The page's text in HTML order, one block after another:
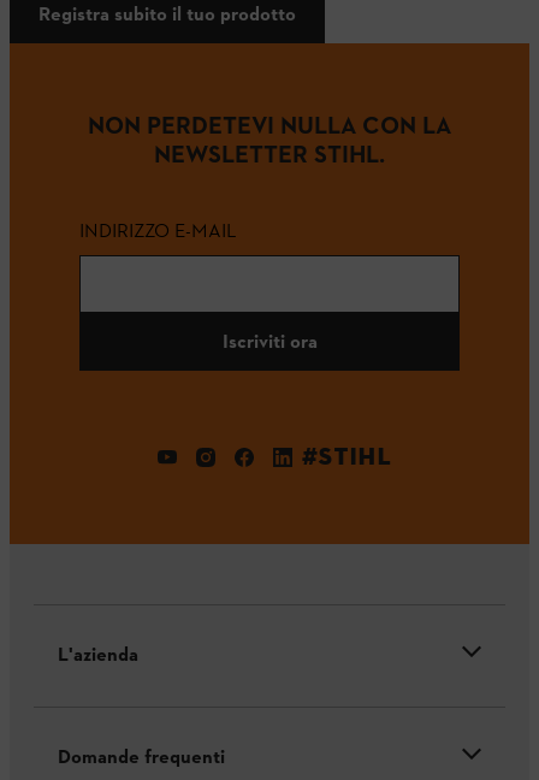
Registra subito il tuo prodotto
NON PERDETEVI NULLA CON LA
NEWSLETTER STIHL.
INDIRIZZO E-MAIL
Iscriviti ora
#STIHL
L'azienda
Domande frequenti